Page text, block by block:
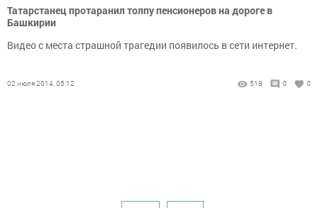
Татарстанец протаранил толпу пенсионеров на дороге в
Башкирии
Видео с места страшной трагедии появилось в сети интернет.
02 июля 2014, 05:12 518 0 0